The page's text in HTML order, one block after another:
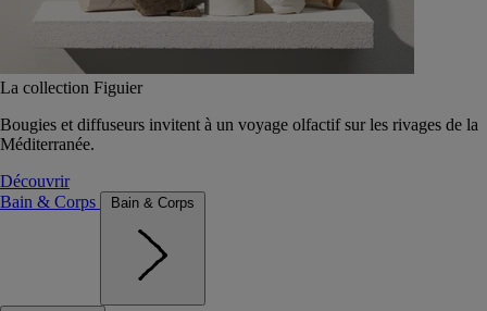
La collection Figuier
Bougies et diffuseurs invitent à un voyage olfactif sur les rivages de la
Méditerranée.
Découvrir
Bain & Corps
Bain & Corps